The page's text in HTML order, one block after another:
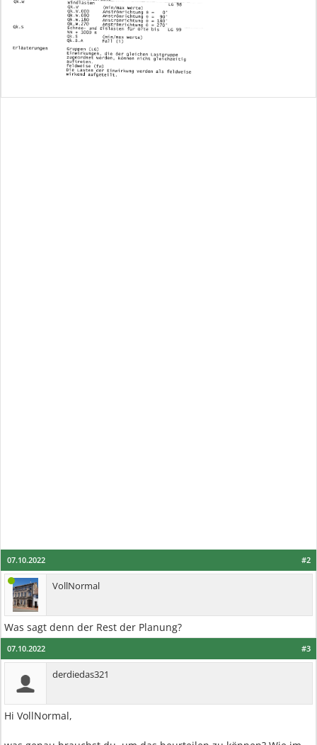
#2
07.10.2022
VollNormal
Was sagt denn der Rest der Planung?
#3
07.10.2022
derdiedas321
Hi VollNormal,